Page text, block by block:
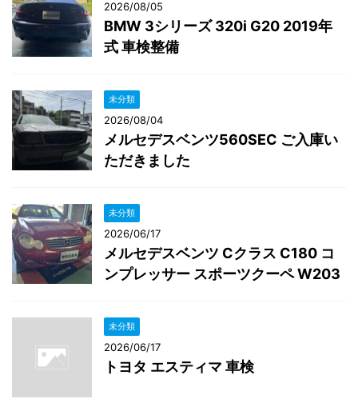
2026/08/05
BMW 3シリーズ 320i G20 2019年
式 車検整備
未分類
2026/08/04
メルセデスベンツ560SEC ご入庫い
ただきました
未分類
2026/06/17
メルセデスベンツ Cクラス C180 コ
ンプレッサー スポーツクーペ W203
未分類
2026/06/17
トヨタ エスティマ 車検